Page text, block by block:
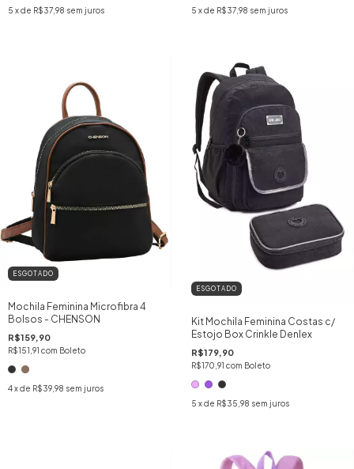
5 x de R$37,98 sem juros 5 x de R$37,98 sem juros
ESGOTADO
Mochila Feminina Microfibra 4
Bolsos - CHENSON
R$159,90
R$151,91 com Boleto
4x de R$39,98 sem juros
ESGOTADO
Kit Mochila Feminina Costas c/
Estojo Box Crinkle Denlex
R$179,90
R$170,91 com Boleto
5 x de R$35,98 sem juros